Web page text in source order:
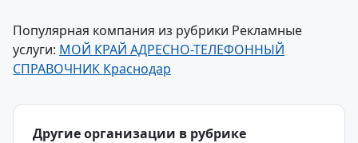
Популярная компания из рубрики Рекламные
услуги: МОЙ КРАЙ АДРЕСНО-ТЕЛЕФОННЫЙ
СПРАВОЧНИК Краснодар
Другие организации в рубрике